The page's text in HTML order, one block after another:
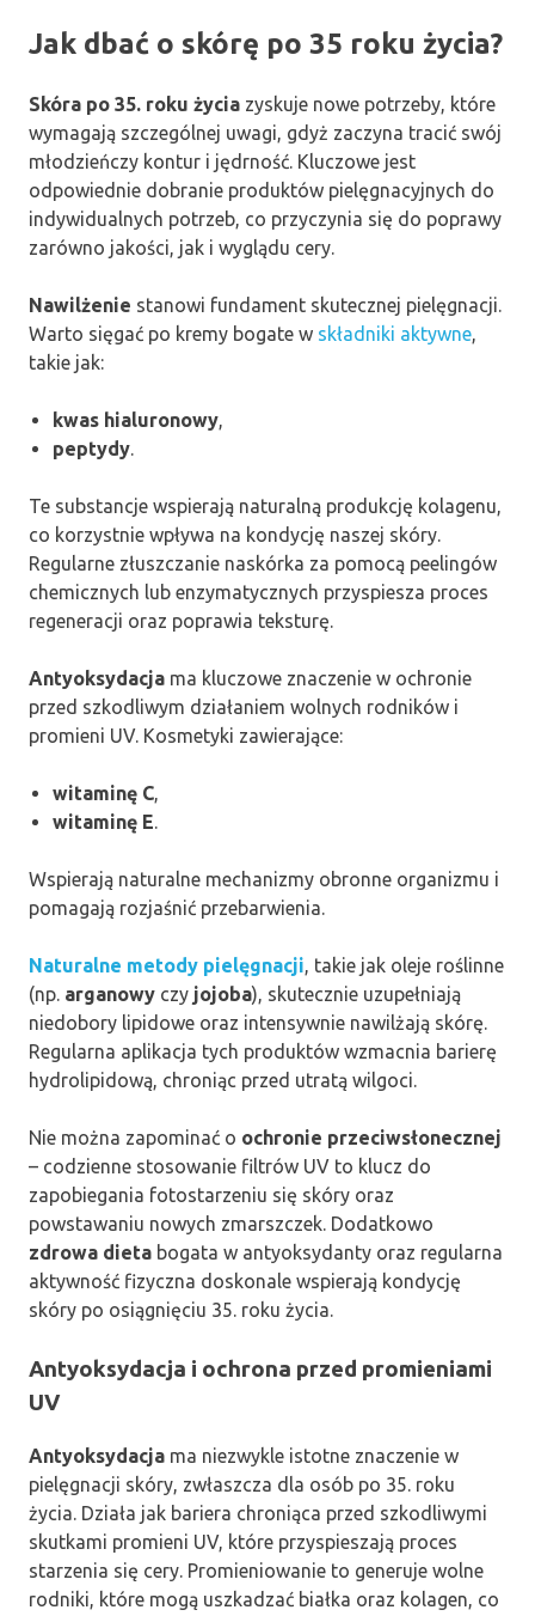
Jak dbać o skórę po 35 roku życia?
Skóra po 35. roku życia zyskuje nowe potrzeby, które
wymagają szczególnej uwagi, gdyż zaczyna tracić swój
młodzieńczy kontur i jędrność. Kluczowe jest
odpowiednie dobranie produktów pielęgnacyjnych do
indywidualnych potrzeb, co przyczynia się do poprawy
zarówno jakości, jak i wyglądu cery.
Nawilżenie stanowi fundament skutecznej pielęgnacji.
Warto sięgać po kremy bogate w składniki aktywne
takie jak:
kwas hialuronowy
peptydy
Te substancje wspierają naturalną produkcję kolagenu,
co korzystnie wpływa na kondycję naszej skóry.
Regularne złuszczanie naskórka za pomocą peelingów
chemicznych lub enzymatycznych przyspiesza proces
regeneracji oraz poprawia teksturę.
Antyoksydacja ma kluczowe znaczenie w ochronie
przed szkodliwym działaniem wolnych rodników i
promieni UV. Kosmetyki zawierające:
witaminę C
witaminę E
Wspierają naturalne mechanizmy obronne organizmu i
pomagają rozjaśnić przebarwienia.
Naturalne metody pielęgnacji , takie jak oleje roślinne
(np. arganowy czy jojoba), skutecznie uzupełniają
niedobory lipidowe oraz intensywnie nawilżają skórę.
Regularna aplikacja tych produktów wzmacnia barierę
hydrolipidową, chroniąc przed utratą wilgoci.
Nie można zapominać o ochronie przeciwsłonecznej
– codzienne stosowanie filtrów UV to klucz do
zapobiegania fotostarzeniu się skóry oraz
powstawaniu nowych zmarszczek. Dodatkowo
zdrowa dieta bogata w antyoksydanty oraz regularna
aktywność fizyczna doskonale wspierają kondycję
skóry po osiągnięciu 35. roku życia.
Antyoksydacja i ochrona przed promieniami
UV
Antyoksydacja ma niezwykle istotne znaczenie w
pielęgnacji skóry, zwłaszcza dla osób po 35. roku
życia. Działa jak bariera chroniąca przed szkodliwymi
skutkami promieni UV, które przyspieszają proces
starzenia się cery. Promieniowanie to generuje wolne
rodniki, które mogą uszkadzać białka oraz kolagen, co